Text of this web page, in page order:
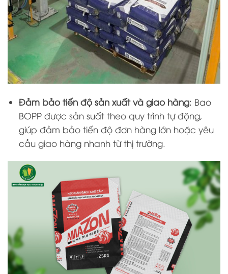
Đảm bảo tiến độ sản xuất và giao hàng: Bao
BOPP được sản suất theo quy trình tự động,
giúp đảm bảo tiến độ đơn hàng lớn hoặc yêu
cầu giao hàng nhanh từ thị trường.